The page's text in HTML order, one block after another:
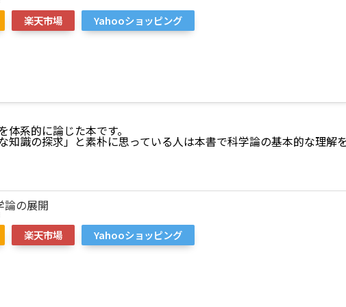
楽天市場 Yahooショッピング
系的に論じた本です。
知識の探求」と素朴に思っている人は本書で科学論の基本的な理解
論の展開
楽天市場 Yahooショッピング